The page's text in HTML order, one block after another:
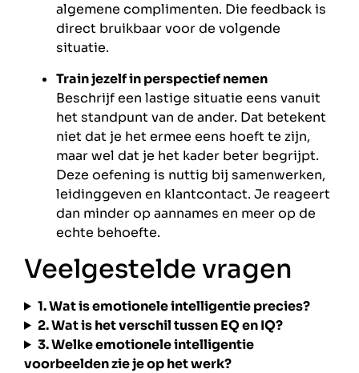
algemene complimenten. Die feedback is
direct bruikbaar voor de volgende
situatie.
Train jezelf in perspectief nemen
Beschrijf een lastige situatie eens vanuit
het standpunt van de ander. Dat betekent
niet dat je het ermee eens hoeft te zijn,
maar wel dat je het kader beter begrijpt.
Deze oefening is nuttig bij samenwerken,
leidinggeven en klantcontact. Je reageert
dan minder op aannames en meer op de
echte behoefte.
Veelgestelde vragen
1. Wat is emotionele intelligentie precies?
2. Wat is het verschil tussen EQ en IQ?
3. Welke emotionele intelligentie
voorbeelden zie je op het werk?